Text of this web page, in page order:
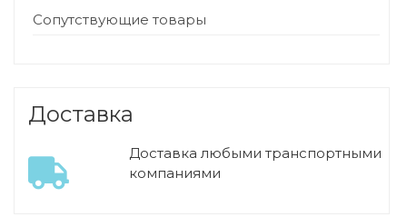
Сопутствующие товары
Доставка
Доставка любыми транспортными
компаниями